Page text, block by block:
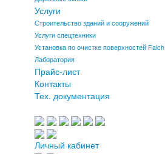
Услуги
Строительство зданий и сооружений
Услуги спецтехники
Установка по очистке поверхностей Falch
Лаборатория
Прайс-лист
Контакты
Тех. документация
Личный кабинет